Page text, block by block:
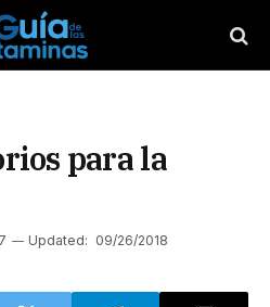
para la
Updated: 09/26/2018